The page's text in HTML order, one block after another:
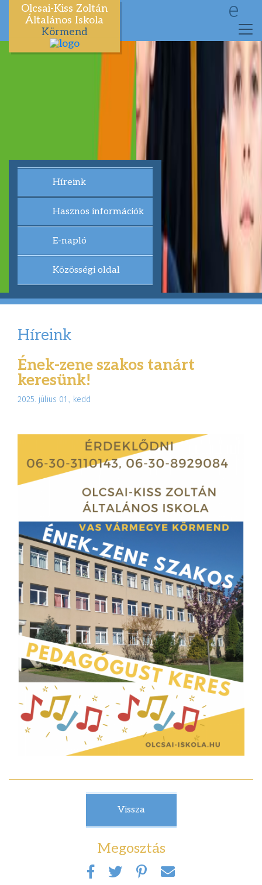
Olcsai-Kiss Zoltán
Általános Iskola
Körmend
e
Híreink
Hasznos információk
E-napló
Közösségi oldal
Híreink
Ének-zene szakos tanárt
keresünk!
2025. július 01., kedd
Vissza
Megosztás